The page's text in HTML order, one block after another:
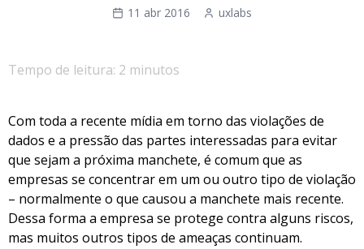
11 abr 2016 uxlabs
Tempo de leitura: 2 minutos
Com toda a recente mídia em torno das violações de
dados e a pressão das partes interessadas para evitar
que sejam a próxima manchete, é comum que as
empresas se concentrar em um ou outro tipo de violação
– normalmente o que causou a manchete mais recente.
Dessa forma a empresa se protege contra alguns riscos,
mas muitos outros tipos de ameaças continuam.